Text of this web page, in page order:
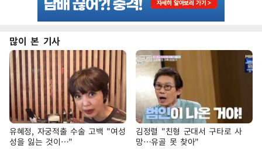
많이 본 기사
유혜정, 자궁적출 수술 고백 "여성
성을 잃는 것이…"
김정렬 "친형 군대서 구타로 사
망…유골 못 찾아"